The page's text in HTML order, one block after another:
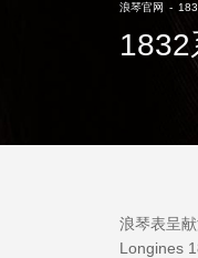
人力资源
浪琴历史
浪琴官网 -
1832
浪琴表呈
Longines